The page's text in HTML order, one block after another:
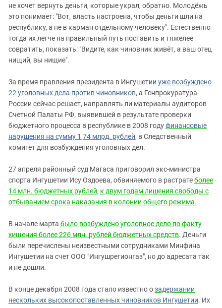
не хочет вернуть деньги, которые украл, обратно. Молодёжь
это понимает: "Вот, власть настроена, чтобы деньги шли на
республику, а не в карман отдельному человеку". Естественно
тогда их легче на правильный путь поставить и тяжелее
совратить, показать: "Видите, как чиновник живёт, а ваш отец
нищий, вы нищие".
За время правления президента в Ингушетии уже возбуждено
22 уголовных дела против чиновников, а Генпрокуратура
России сейчас решает, направлять ли материалы аудиторов
Счетной Палаты РФ, выявившей в результате проверки
бюджетного процесса в республике в 2008 годуфинансовые
нарушения на сумму 1,74 млрд. рублей, в Следственный
комитет для возбуждения уголовных дел.
27 апреля районный суд Магаса приговорил экс-министра
спорта Ингушетии Ису Оздоева, обвиняемого в растратеболее
14 млн. бюджетных рублей, к двум годам лишения свободы с
отбыванием срока наказания в колонии общего режима.
В начале марта было возбуждено уголовное дело по факту
хищения более 226 млн. рублей бюджетных средств. Деньги
были перечислены неизвестными сотрудниками Минфина
Ингушетии на счет ООО "Ингушрегионгаз", но до адресата так
и не дошли.
В конце декабря 2008 года стало известно озадержании
нескольких высокопоставленных чиновников Ингушетии. Их